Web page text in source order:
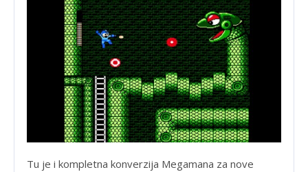
Tu je i kompletna konverzija Megamana za nove